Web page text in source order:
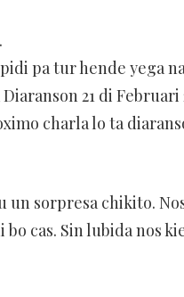
pa tur hende yega
21 di Februari
charla lo ta
un sorpresa chikito.
cas. Sin lubida nos